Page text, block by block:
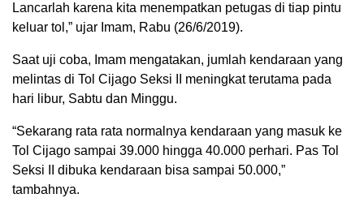
Lancarlah karena kita menempatkan petugas di tiap pintu
keluar tol,” ujar Imam, Rabu (26/6/2019).
Saat uji coba, Imam mengatakan, jumlah kendaraan yang
melintas di Tol Cijago Seksi II meningkat terutama pada
hari libur, Sabtu dan Minggu.
“Sekarang rata rata normalnya kendaraan yang masuk ke
Tol Cijago sampai 39.000 hingga 40.000 perhari. Pas Tol
Seksi II dibuka kendaraan bisa sampai 50.000,”
tambahnya.